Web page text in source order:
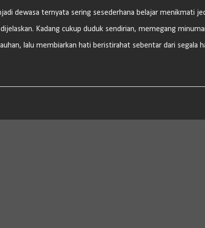
dewasa ternyata sering sesederhana belajar menikmati
Kadang cukup duduk sendirian, memegang
lalu membiarkan hati beristirahat sebentar dari segala